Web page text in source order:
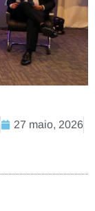
27 maio, 2026